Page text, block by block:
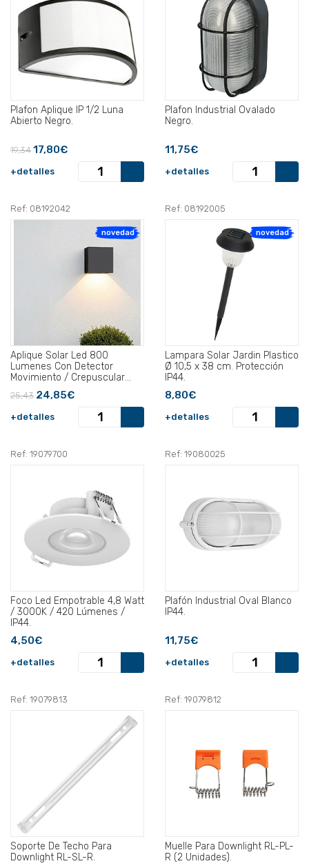
Plafon Aplique IP 1/2 Luna
Abierto Negro.
19,34 17,80€
+detalles
Plafon Industrial Ovalado
Negro.
11,75€
+detalles
Ref: 08192042
novedad
Aplique Solar Led 800
Lumenes Con Detector
Movimiento / Crepuscular
Protección IP65 .
25,43 24,85€
+detalles
Ref: 08192005
novedad
Lampara Solar Jardin Plastico
Ø 10,5 x 38 cm. Protección
IP44.
8,80€
+detalles
Ref: 19079700
Foco Led Empotrable 4,8 Watt
/ 3000K / 420 Lúmenes /
IP44.
4,50€
+detalles
Ref: 19080025
Plafón Industrial Oval Blanco
IP44.
11,75€
+detalles
Ref: 19079813
Soporte De Techo Para
Downlight RL-SL-R.
Ref: 19079812
Muelle Para Downlight RL-PL-
R (2 Unidades).